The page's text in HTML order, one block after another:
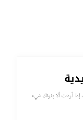
أردت ألا يفوتك شيء